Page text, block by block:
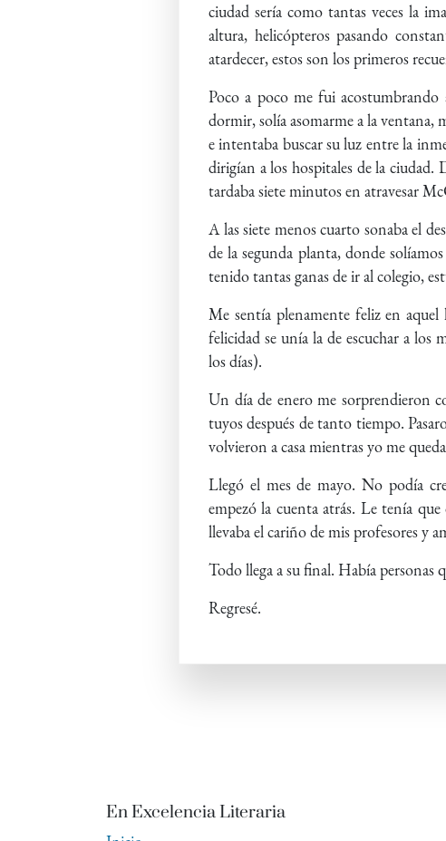
ciudad sería como tantas veces la
altura, helicópteros pasando
atardecer, estos son los primeros
Poco a poco me fui acostumbrando
dormir, solía asomarme a la ventana,
e intentaba buscar su luz entre la
dirigían a los hospitales de la ciudad.
tardaba siete minutos en atravesar
A las siete menos cuarto sonaba el
de la segunda planta, donde
tenido tantas ganas de ir al colegio,
Me sentía plenamente feliz en
felicidad se unía la de escuchar a
los días).
Un día de enero me sorprendieron
tuyos después de tanto tiempo.
volvieron a casa mientras yo me
Llegó el mes de mayo. No podía
empezó la cuenta atrás. Le tenía que
llevaba el cariño de mis profesores y
Todo llega a su final. Había personas
Regresé.
En Excelencia Literaria